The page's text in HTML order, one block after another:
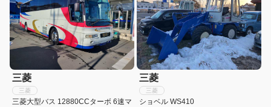
三菱
三菱
三菱大型バス 12880CCターボ 6速マ
三菱
三菱
ショベル WS410